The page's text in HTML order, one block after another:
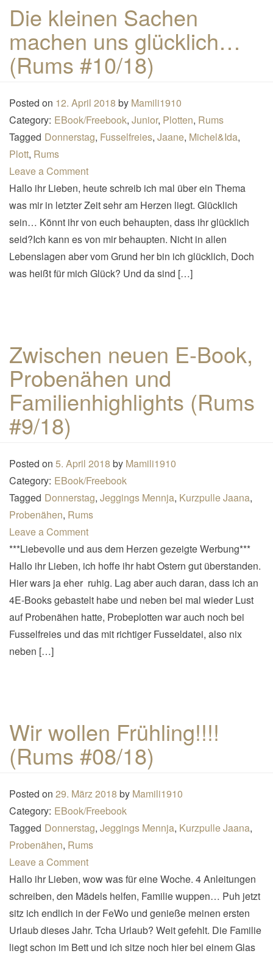
Die kleinen Sachen
machen uns glücklich…
(Rums #10/18)
Posted on 12. April 2018 by Mamili1910
Category: EBook/Freebook, Junior, Plotten, Rums
Tagged Donnerstag, Fusselfreies, Jaane, Michel&Ida,
Plott, Rums
Leave a Comment
Hallo ihr Lieben, heute schreib ich mal über ein Thema
was mir in letzter Zeit sehr am Herzen liegt. Glücklich
sein… Könnt ihr von euch behaupten, dass ihr glücklich
seid?Ich kann es von mir behaupten. Nicht in allen
Lebenslagen aber vom Grund her bin ich glücklich, Doch
was heißt für mich Glück? Und da sind […]
Zwischen neuen E-Book,
Probenähen und
Familienhighlights (Rums
#9/18)
Posted on 5. April 2018 by Mamili1910
Category: EBook/Freebook
Tagged Donnerstag, Jeggings Mennja, Kurzpulle Jaana,
Probenähen, Rums
Leave a Comment
***Liebevolle und aus dem Herzen gezeigte Werbung***
Hallo ihr Lieben, ich hoffe ihr habt Ostern gut überstanden.
Hier wars ja eher ruhig. Lag aber auch daran, dass ich an
4E-Books gebastelt habe und neben bei mal wieder Lust
auf Probenähen hatte, Probeplotten war auch noch bei
Fusselfreies und das mit richtiger Fusseldatei, also nix
neben […]
Wir wollen Frühling!!!!
(Rums #08/18)
Posted on 29. März 2018 by Mamili1910
Category: EBook/Freebook
Tagged Donnerstag, Jeggings Mennja, Kurzpulle Jaana,
Probenähen, Rums
Leave a Comment
Hallo ihr Lieben, wow was für eine Woche. 4 Anleitungen
schreiben, den Mädels helfen, Familie wuppen… Puh jetzt
sitz ich endlich in der FeWo und genieße meinen ersten
Urlaub dieses Jahr. Tcha Urlaub? Weit gefehlt. Die Familie
liegt schon im Bett und ich sitze noch hier bei einem Glas